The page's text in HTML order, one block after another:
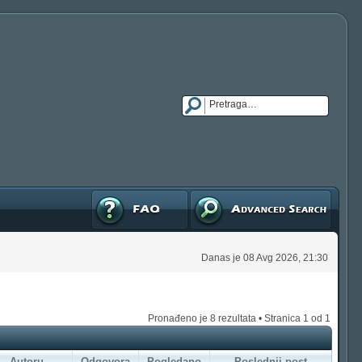
Napredna pretraga
FAQ
Danas je 08 Avg 2026, 21:30
Pronađeno je 8 rezultata • Stranica 1 od 1